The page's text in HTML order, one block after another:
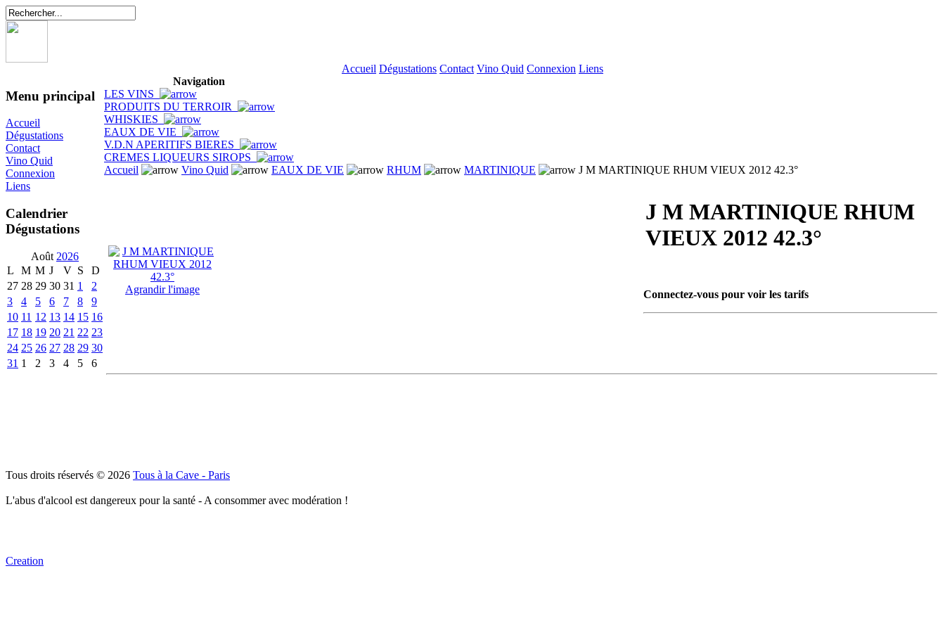
Accueil Dégustations Contact Vino Quid Connexion Liens
Menu principal
Accueil
Dégustations
Contact
Vino Quid
Connexion
Liens
Calendrier
Dégustations
Août 2026
L
M M J V S
D
27 28 29 30 31 1
2
3
4 5 6 7 8
9
10 11 12 13 14 15 16
17 18 19 20 21 22 23
24 25 26 27 28 29 30
31 1 2 3 4 5 6
Navigation
LES VINS
PRODUITS DU TERROIR
WHISKIES
EAUX DE VIE
V.D.N APERITIFS BIERES
CREMES LIQUEURS SIROPS
Accueil
Vino Quid EAUX DE VIE RHUM MARTINIQUE J M MARTINIQUE RHUM VIEUX 2012 42.3°
Agrandir l'image
J M MARTINIQUE RHUM
VIEUX 2012 42.3°
Connectez-vous pour voir les tarifs
Tous droits réservés © 2026 Tous à la Cave - Paris
L'abus d'alcool est dangereux pour la santé - A consommer avec modération !
Creation